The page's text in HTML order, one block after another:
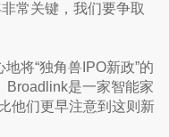
常关键，我们要争取
将“独角兽IPO新政”的
Broadlink是一家智能家
他们更早注意到这则新